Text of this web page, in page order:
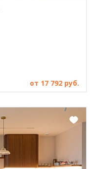
от 17 792 руб.